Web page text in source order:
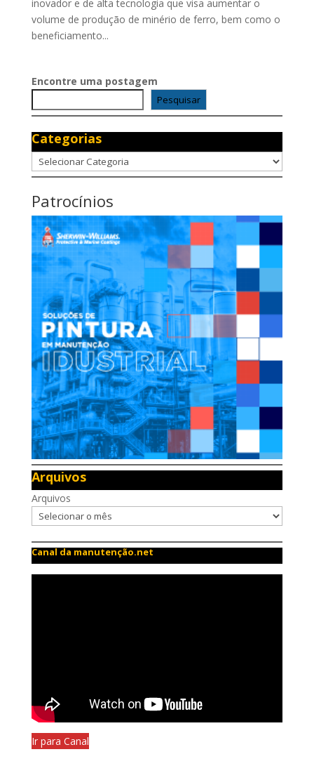
inovador e de alta tecnologia que visa aumentar o
volume de produção de minério de ferro, bem como o
beneficiamento...
Encontre uma postagem
Pesquisar
Categorias
Categorias
Patrocínios
Arquivos
Arquivos
Canal da manutenção.net
Ir para Canal